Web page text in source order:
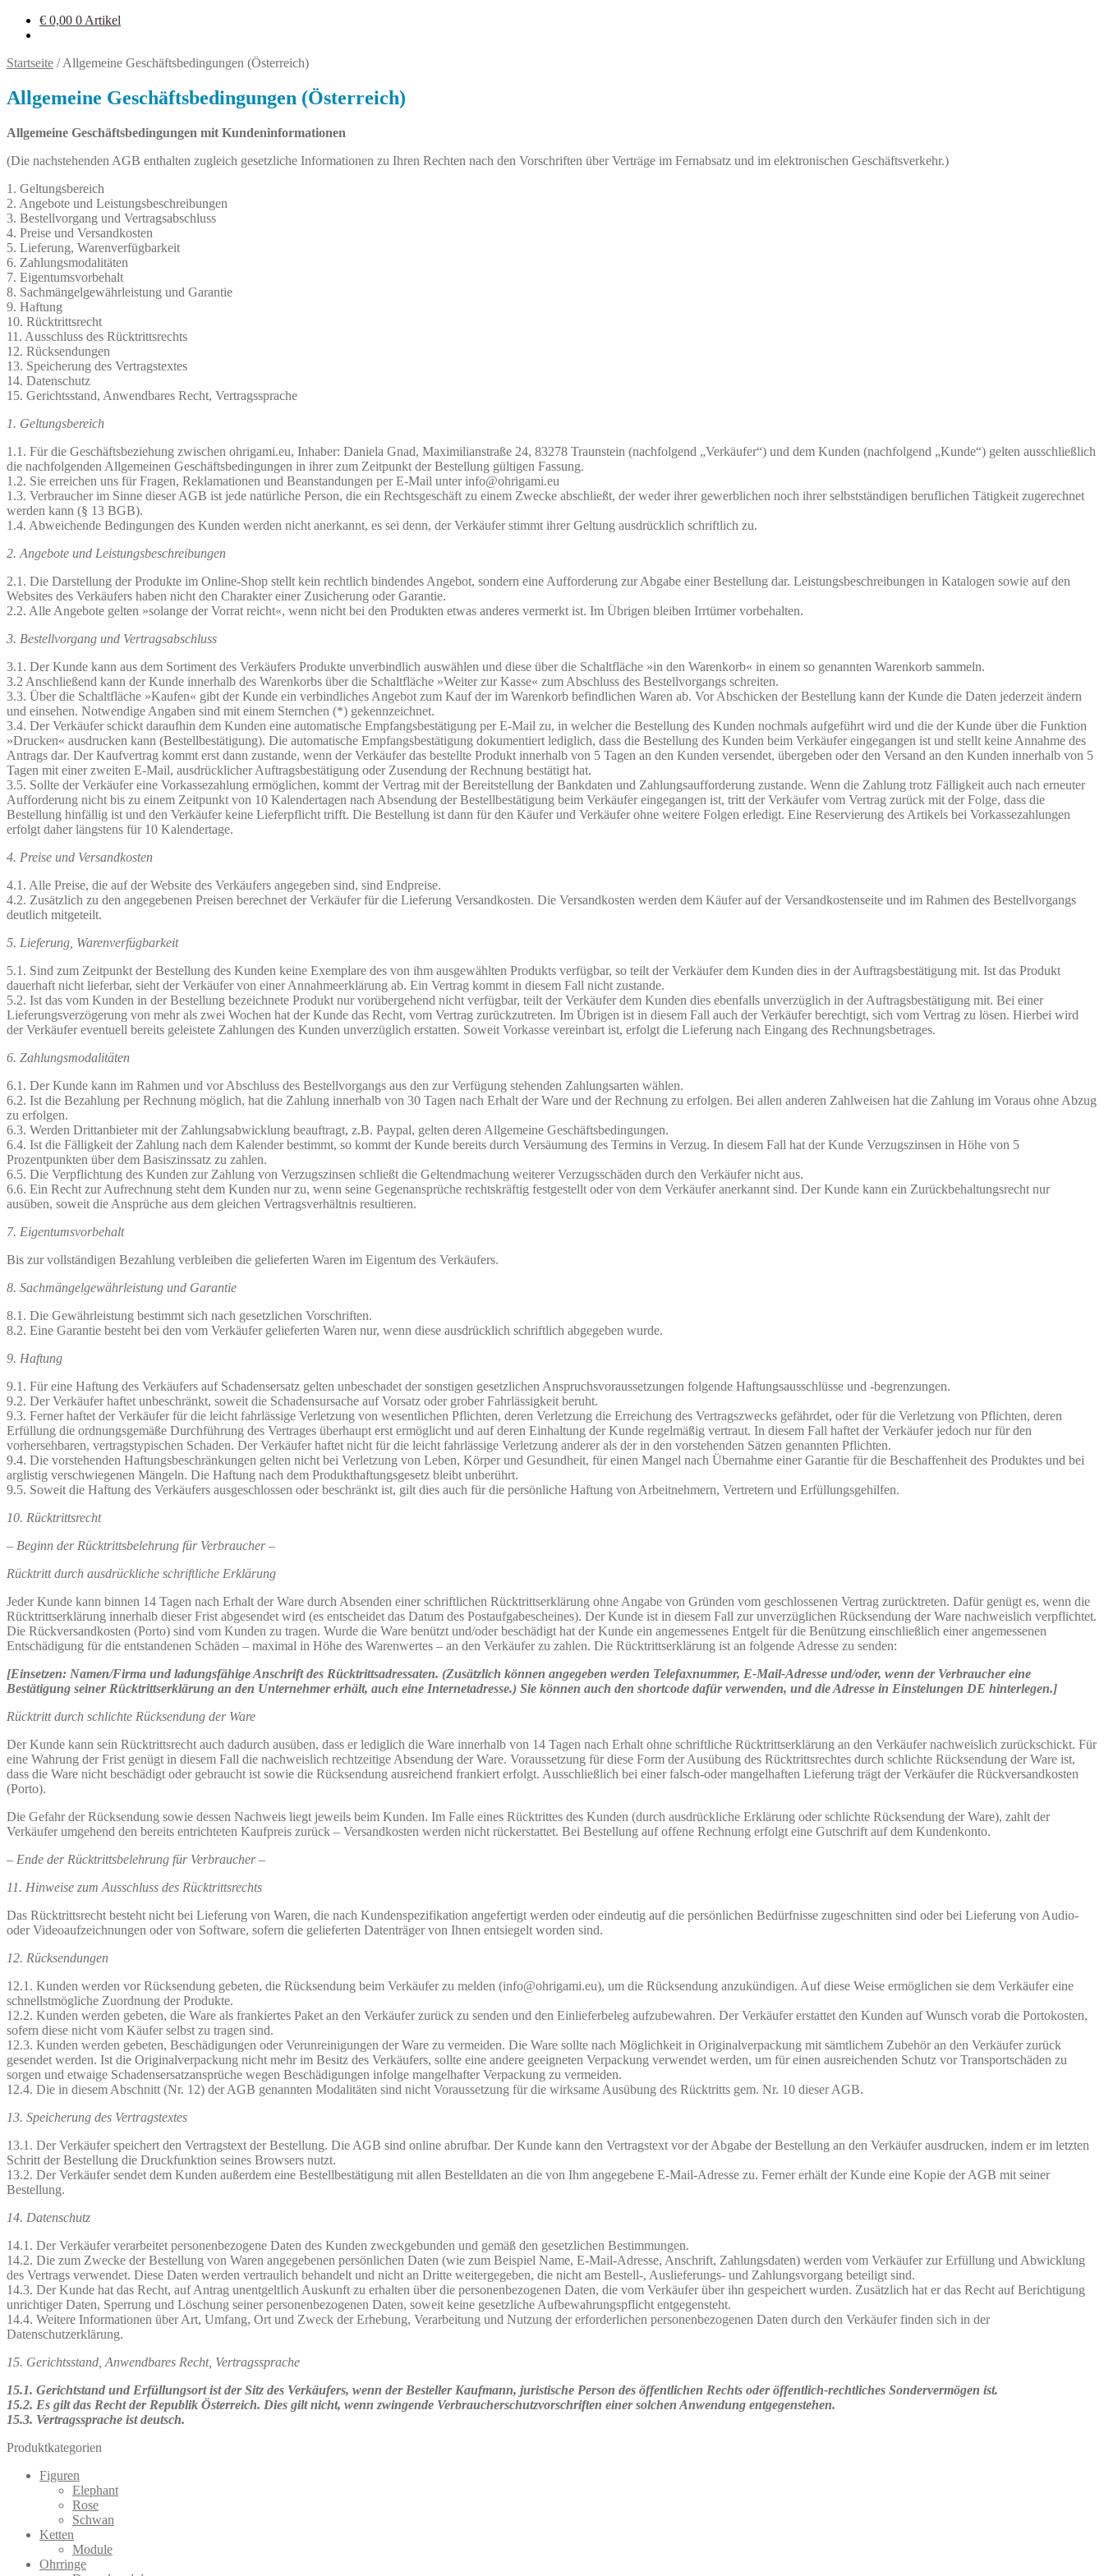
€ 0,00 0 Artikel
Startseite /Allgemeine Geschäftsbedingungen (Österreich)
Allgemeine Geschäftsbedingungen (Österreich)
Allgemeine Geschäftsbedingungen mit Kundeninformationen
(Die nachstehenden AGB enthalten zugleich gesetzliche Informationen zu Ihren Rechten nach den Vorschriften über Verträge im Fernabsatz und im elektronischen Geschäftsverkehr.)
1. Geltungsbereich
2. Angebote und Leistungsbeschreibungen
3. Bestellvorgang und Vertragsabschluss
4. Preise und Versandkosten
5. Lieferung, Warenverfügbarkeit
6. Zahlungsmodalitäten
7. Eigentumsvorbehalt
8. Sachmängelgewährleistung und Garantie
9. Haftung
10. Rücktrittsrecht
11. Ausschluss des Rücktrittsrechts
12. Rücksendungen
13. Speicherung des Vertragstextes
14. Datenschutz
15. Gerichtsstand, Anwendbares Recht, Vertragssprache
1. Geltungsbereich
1.1. Für die Geschäftsbeziehung zwischen ohrigami.eu, Inhaber: Daniela Gnad, Maximilianstraße 24, 83278 Traunstein (nachfolgend „Verkäufer“) und dem Kunden (nachfolgend „Kunde“) gelten ausschließlich
die nachfolgenden Allgemeinen Geschäftsbedingungen in ihrer zum Zeitpunkt der Bestellung gültigen Fassung.
1.2. Sie erreichen uns für Fragen, Reklamationen und Beanstandungen per E-Mail unter info@ohrigami.eu
1.3. Verbraucher im Sinne dieser AGB ist jede natürliche Person, die ein Rechtsgeschäft zu einem Zwecke abschließt, der weder ihrer gewerblichen noch ihrer selbstständigen beruflichen Tätigkeit zugerechnet
werden kann (§ 13 BGB).
1.4. Abweichende Bedingungen des Kunden werden nicht anerkannt, es sei denn, der Verkäufer stimmt ihrer Geltung ausdrücklich schriftlich zu.
2. Angebote und Leistungsbeschreibungen
2.1. Die Darstellung der Produkte im Online-Shop stellt kein rechtlich bindendes Angebot, sondern eine Aufforderung zur Abgabe einer Bestellung dar. Leistungsbeschreibungen in Katalogen sowie auf den
Websites des Verkäufers haben nicht den Charakter einer Zusicherung oder Garantie.
2.2. Alle Angebote gelten »solange der Vorrat reicht«, wenn nicht bei den Produkten etwas anderes vermerkt ist. Im Übrigen bleiben Irrtümer vorbehalten.
3. Bestellvorgang und Vertragsabschluss
3.1. Der Kunde kann aus dem Sortiment des Verkäufers Produkte unverbindlich auswählen und diese über die Schaltfläche »in den Warenkorb« in einem so genannten Warenkorb sammeln.
3.2 Anschließend kann der Kunde innerhalb des Warenkorbs über die Schaltfläche »Weiter zur Kasse« zum Abschluss des Bestellvorgangs schreiten.
3.3. Über die Schaltfläche »Kaufen« gibt der Kunde ein verbindliches Angebot zum Kauf der im Warenkorb befindlichen Waren ab. Vor Abschicken der Bestellung kann der Kunde die Daten jederzeit ändern
und einsehen. Notwendige Angaben sind mit einem Sternchen (*) gekennzeichnet.
3.4. Der Verkäufer schickt daraufhin dem Kunden eine automatische Empfangsbestätigung per E-Mail zu, in welcher die Bestellung des Kunden nochmals aufgeführt wird und die der Kunde über die Funktion
»Drucken« ausdrucken kann (Bestellbestätigung). Die automatische Empfangsbestätigung dokumentiert lediglich, dass die Bestellung des Kunden beim Verkäufer eingegangen ist und stellt keine Annahme des
Antrags dar. Der Kaufvertrag kommt erst dann zustande, wenn der Verkäufer das bestellte Produkt innerhalb von 5 Tagen an den Kunden versendet, übergeben oder den Versand an den Kunden innerhalb von 5
Tagen mit einer zweiten E-Mail, ausdrücklicher Auftragsbestätigung oder Zusendung der Rechnung bestätigt hat.
3.5. Sollte der Verkäufer eine Vorkassezahlung ermöglichen, kommt der Vertrag mit der Bereitstellung der Bankdaten und Zahlungsaufforderung zustande. Wenn die Zahlung trotz Fälligkeit auch nach erneuter
Aufforderung nicht bis zu einem Zeitpunkt von 10 Kalendertagen nach Absendung der Bestellbestätigung beim Verkäufer eingegangen ist, tritt der Verkäufer vom Vertrag zurück mit der Folge, dass die
Bestellung hinfällig ist und den Verkäufer keine Lieferpflicht trifft. Die Bestellung ist dann für den Käufer und Verkäufer ohne weitere Folgen erledigt. Eine Reservierung des Artikels bei Vorkassezahlungen
erfolgt daher längstens für 10 Kalendertage.
4. Preise und Versandkosten
4.1. Alle Preise, die auf der Website des Verkäufers angegeben sind, sind Endpreise.
4.2. Zusätzlich zu den angegebenen Preisen berechnet der Verkäufer für die Lieferung Versandkosten. Die Versandkosten werden dem Käufer auf der Versandkostenseite und im Rahmen des Bestellvorgangs
deutlich mitgeteilt.
5. Lieferung, Warenverfügbarkeit
5.1. Sind zum Zeitpunkt der Bestellung des Kunden keine Exemplare des von ihm ausgewählten Produkts verfügbar, so teilt der Verkäufer dem Kunden dies in der Auftragsbestätigung mit. Ist das Produkt
dauerhaft nicht lieferbar, sieht der Verkäufer von einer Annahmeerklärung ab. Ein Vertrag kommt in diesem Fall nicht zustande.
5.2. Ist das vom Kunden in der Bestellung bezeichnete Produkt nur vorübergehend nicht verfügbar, teilt der Verkäufer dem Kunden dies ebenfalls unverzüglich in der Auftragsbestätigung mit. Bei einer
Lieferungsverzögerung von mehr als zwei Wochen hat der Kunde das Recht, vom Vertrag zurückzutreten. Im Übrigen ist in diesem Fall auch der Verkäufer berechtigt, sich vom Vertrag zu lösen. Hierbei wird
der Verkäufer eventuell bereits geleistete Zahlungen des Kunden unverzüglich erstatten. Soweit Vorkasse vereinbart ist, erfolgt die Lieferung nach Eingang des Rechnungsbetrages.
6. Zahlungsmodalitäten
6.1. Der Kunde kann im Rahmen und vor Abschluss des Bestellvorgangs aus den zur Verfügung stehenden Zahlungsarten wählen.
6.2. Ist die Bezahlung per Rechnung möglich, hat die Zahlung innerhalb von 30 Tagen nach Erhalt der Ware und der Rechnung zu erfolgen. Bei allen anderen Zahlweisen hat die Zahlung im Voraus ohne Abzug
zu erfolgen.
6.3. Werden Drittanbieter mit der Zahlungsabwicklung beauftragt, z.B. Paypal, gelten deren Allgemeine Geschäftsbedingungen.
6.4. Ist die Fälligkeit der Zahlung nach dem Kalender bestimmt, so kommt der Kunde bereits durch Versäumung des Termins in Verzug. In diesem Fall hat der Kunde Verzugszinsen in Höhe von 5
Prozentpunkten über dem Basiszinssatz zu zahlen.
6.5. Die Verpflichtung des Kunden zur Zahlung von Verzugszinsen schließt die Geltendmachung weiterer Verzugsschäden durch den Verkäufer nicht aus.
6.6. Ein Recht zur Aufrechnung steht dem Kunden nur zu, wenn seine Gegenansprüche rechtskräftig festgestellt oder von dem Verkäufer anerkannt sind. Der Kunde kann ein Zurückbehaltungsrecht nur
ausüben, soweit die Ansprüche aus dem gleichen Vertragsverhältnis resultieren.
7. Eigentumsvorbehalt
Bis zur vollständigen Bezahlung verbleiben die gelieferten Waren im Eigentum des Verkäufers.
8. Sachmängelgewährleistung und Garantie
8.1. Die Gewährleistung bestimmt sich nach gesetzlichen Vorschriften.
8.2. Eine Garantie besteht bei den vom Verkäufer gelieferten Waren nur, wenn diese ausdrücklich schriftlich abgegeben wurde.
9. Haftung
9.1. Für eine Haftung des Verkäufers auf Schadensersatz gelten unbeschadet der sonstigen gesetzlichen Anspruchsvoraussetzungen folgende Haftungsausschlüsse und -begrenzungen.
9.2. Der Verkäufer haftet unbeschränkt, soweit die Schadensursache auf Vorsatz oder grober Fahrlässigkeit beruht.
9.3. Ferner haftet der Verkäufer für die leicht fahrlässige Verletzung von wesentlichen Pflichten, deren Verletzung die Erreichung des Vertragszwecks gefährdet, oder für die Verletzung von Pflichten, deren
Erfüllung die ordnungsgemäße Durchführung des Vertrages überhaupt erst ermöglicht und auf deren Einhaltung der Kunde regelmäßig vertraut. In diesem Fall haftet der Verkäufer jedoch nur für den
vorhersehbaren, vertragstypischen Schaden. Der Verkäufer haftet nicht für die leicht fahrlässige Verletzung anderer als der in den vorstehenden Sätzen genannten Pflichten.
9.4. Die vorstehenden Haftungsbeschränkungen gelten nicht bei Verletzung von Leben, Körper und Gesundheit, für einen Mangel nach Übernahme einer Garantie für die Beschaffenheit des Produktes und bei
arglistig verschwiegenen Mängeln. Die Haftung nach dem Produkthaftungsgesetz bleibt unberührt.
9.5. Soweit die Haftung des Verkäufers ausgeschlossen oder beschränkt ist, gilt dies auch für die persönliche Haftung von Arbeitnehmern, Vertretern und Erfüllungsgehilfen.
10. Rücktrittsrecht
– Beginn der Rücktrittsbelehrung für Verbraucher –
Rücktritt durch ausdrückliche schriftliche Erklärung
Jeder Kunde kann binnen 14 Tagen nach Erhalt der Ware durch Absenden einer schriftlichen Rücktrittserklärung ohne Angabe von Gründen vom geschlossenen Vertrag zurücktreten. Dafür genügt es, wenn die
Rücktrittserklärung innerhalb dieser Frist abgesendet wird (es entscheidet das Datum des Postaufgabescheines). Der Kunde ist in diesem Fall zur unverzüglichen Rücksendung der Ware nachweislich verpflichtet.
Die Rückversandkosten (Porto) sind vom Kunden zu tragen. Wurde die Ware benützt und/oder beschädigt hat der Kunde ein angemessenes Entgelt für die Benützung einschließlich einer angemessenen
Entschädigung für die entstandenen Schäden – maximal in Höhe des Warenwertes – an den Verkäufer zu zahlen. Die Rücktrittserklärung ist an folgende Adresse zu senden:
[Einsetzen: Namen/Firma und ladungsfähige Anschrift des Rücktrittsadressaten. (Zusätzlich können angegeben werden Telefaxnummer, E-Mail-Adresse und/oder, wenn der Verbraucher eine
Bestätigung seiner Rücktrittserklärung an den Unternehmer erhält, auch eine Internetadresse.) Sie können auch den shortcode dafür verwenden, und die Adresse in Einstelungen DE hinterlegen.]
Rücktritt durch schlichte Rücksendung der Ware
Der Kunde kann sein Rücktrittsrecht auch dadurch ausüben, dass er lediglich die Ware innerhalb von 14 Tagen nach Erhalt ohne schriftliche Rücktrittserklärung an den Verkäufer nachweislich zurückschickt. Für
eine Wahrung der Frist genügt in diesem Fall die nachweislich rechtzeitige Absendung der Ware. Voraussetzung für diese Form der Ausübung des Rücktrittsrechtes durch schlichte Rücksendung der Ware ist,
dass die Ware nicht beschädigt oder gebraucht ist sowie die Rücksendung ausreichend frankiert erfolgt. Ausschließlich bei einer falsch-oder mangelhaften Lieferung trägt der Verkäufer die Rückversandkosten
(Porto).
Die Gefahr der Rücksendung sowie dessen Nachweis liegt jeweils beim Kunden. Im Falle eines Rücktrittes des Kunden (durch ausdrückliche Erklärung oder schlichte Rücksendung der Ware), zahlt der
Verkäufer umgehend den bereits entrichteten Kaufpreis zurück – Versandkosten werden nicht rückerstattet. Bei Bestellung auf offene Rechnung erfolgt eine Gutschrift auf dem Kundenkonto.
– Ende der Rücktrittsbelehrung für Verbraucher –
11. Hinweise zum Ausschluss des Rücktrittsrechts
Das Rücktrittsrecht besteht nicht bei Lieferung von Waren, die nach Kundenspezifikation angefertigt werden oder eindeutig auf die persönlichen Bedürfnisse zugeschnitten sind oder bei Lieferung von Audio-
oder Videoaufzeichnungen oder von Software, sofern die gelieferten Datenträger von Ihnen entsiegelt worden sind.
12. Rücksendungen
12.1. Kunden werden vor Rücksendung gebeten, die Rücksendung beim Verkäufer zu melden (info@ohrigami.eu), um die Rücksendung anzukündigen. Auf diese Weise ermöglichen sie dem Verkäufer eine
schnellstmögliche Zuordnung der Produkte.
12.2. Kunden werden gebeten, die Ware als frankiertes Paket an den Verkäufer zurück zu senden und den Einlieferbeleg aufzubewahren. Der Verkäufer erstattet den Kunden auf Wunsch vorab die Portokosten,
sofern diese nicht vom Käufer selbst zu tragen sind.
12.3. Kunden werden gebeten, Beschädigungen oder Verunreinigungen der Ware zu vermeiden. Die Ware sollte nach Möglichkeit in Originalverpackung mit sämtlichem Zubehör an den Verkäufer zurück
gesendet werden. Ist die Originalverpackung nicht mehr im Besitz des Verkäufers, sollte eine andere geeigneten Verpackung verwendet werden, um für einen ausreichenden Schutz vor Transportschäden zu
sorgen und etwaige Schadensersatzansprüche wegen Beschädigungen infolge mangelhafter Verpackung zu vermeiden.
12.4. Die in diesem Abschnitt (Nr. 12) der AGB genannten Modalitäten sind nicht Voraussetzung für die wirksame Ausübung des Rücktritts gem. Nr. 10 dieser AGB.
13. Speicherung des Vertragstextes
13.1. Der Verkäufer speichert den Vertragstext der Bestellung. Die AGB sind online abrufbar. Der Kunde kann den Vertragstext vor der Abgabe der Bestellung an den Verkäufer ausdrucken, indem er im letzten
Schritt der Bestellung die Druckfunktion seines Browsers nutzt.
13.2. Der Verkäufer sendet dem Kunden außerdem eine Bestellbestätigung mit allen Bestelldaten an die von Ihm angegebene E-Mail-Adresse zu. Ferner erhält der Kunde eine Kopie der AGB mit seiner
Bestellung.
14. Datenschutz
14.1. Der Verkäufer verarbeitet personenbezogene Daten des Kunden zweckgebunden und gemäß den gesetzlichen Bestimmungen.
14.2. Die zum Zwecke der Bestellung von Waren angegebenen persönlichen Daten (wie zum Beispiel Name, E-Mail-Adresse, Anschrift, Zahlungsdaten) werden vom Verkäufer zur Erfüllung und Abwicklung
des Vertrags verwendet. Diese Daten werden vertraulich behandelt und nicht an Dritte weitergegeben, die nicht am Bestell-, Auslieferungs- und Zahlungsvorgang beteiligt sind.
14.3. Der Kunde hat das Recht, auf Antrag unentgeltlich Auskunft zu erhalten über die personenbezogenen Daten, die vom Verkäufer über ihn gespeichert wurden. Zusätzlich hat er das Recht auf Berichtigung
unrichtiger Daten, Sperrung und Löschung seiner personenbezogenen Daten, soweit keine gesetzliche Aufbewahrungspflicht entgegensteht.
14.4. Weitere Informationen über Art, Umfang, Ort und Zweck der Erhebung, Verarbeitung und Nutzung der erforderlichen personenbezogenen Daten durch den Verkäufer finden sich in der
Datenschutzerklärung.
15. Gerichtsstand, Anwendbares Recht, Vertragssprache
15.1. Gerichtstand und Erfüllungsort ist der Sitz des Verkäufers, wenn der Besteller Kaufmann, juristische Person des öffentlichen Rechts oder öffentlich-rechtliches Sondervermögen ist.
15.2. Es gilt das Recht der Republik Österreich. Dies gilt nicht, wenn zwingende Verbraucherschutzvorschriften einer solchen Anwendung entgegenstehen.
15.3. Vertragssprache ist deutsch.
Produktkategorien
Figuren
Elephant
Rose
Schwan
Ketten
Module
Ohrringe